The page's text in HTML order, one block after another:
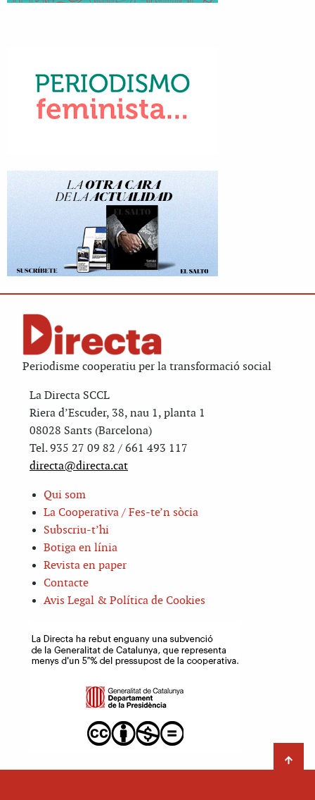
Periodisme cooperatiu per la transformació social
La Directa SCCL
Riera d’Escuder, 38, nau 1, planta 1
08028 Sants (Barcelona)
Tel. 935 27 09 82 / 661 493 117
directa@directa.cat
Qui som
La Cooperativa / Fes-te’n sòcia
Subscriu-t’hi
Botiga en línia
Revista en paper
Contacte
Avis Legal & Política de Cookies